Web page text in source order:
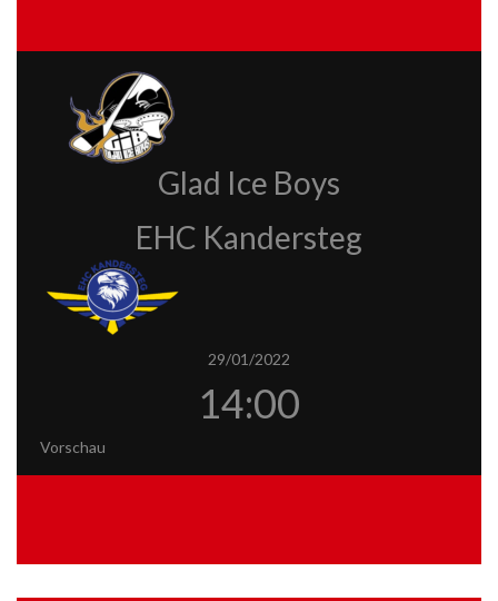
Glad Ice Boys
EHC Kandersteg
29/01/2022
14:00
Vorschau